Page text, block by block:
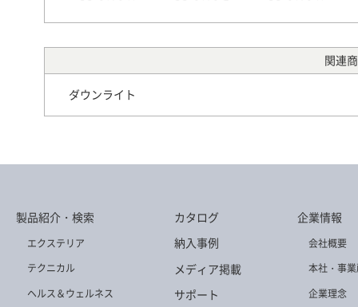
関連
ダウンライト
製品紹介・検索
エクステリア
テクニカル
ヘルス＆ウェルネス
カタログ
納入事例
メディア掲載
サポート
企業情報
会社概要
本社・事
企業理念